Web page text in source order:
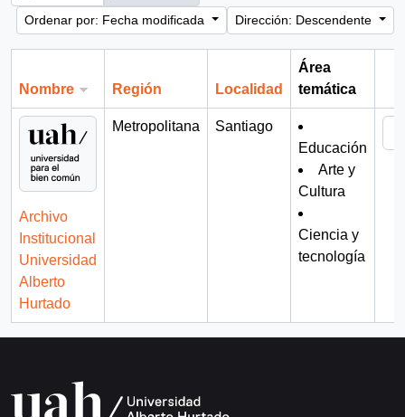
Ordenar por: Fecha modificada
Dirección: Descendente
Nombre Región Localidad
Área
temática
Archivo
Institucional
Universidad
Alberto
Hurtado
Metropolitana
Santiago
Educación
Arte y
Cultura
Ciencia y
tecnología